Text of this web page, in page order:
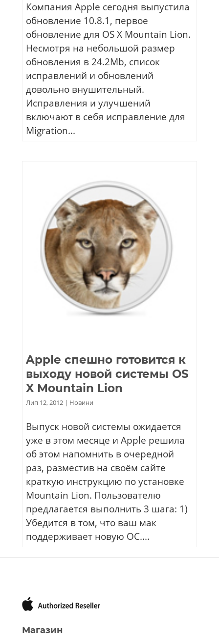
Компания Apple сегодня выпустила
обновление 10.8.1, первое
обновление для OS X Mountain Lion.
Несмотря на небольшой размер
обновления в 24.2Mb, список
исправлений и обновлений
довольно внушительный.
Исправления и улучшений
включают в себя исправление для
Migration...
Apple спешно готовится к
выходу новой системы OS
X Mountain Lion
Лип 12, 2012| Новини
Выпуск новой системы ожидается
уже в этом месяце и Apple решила
об этом напомнить в очередной
раз, разместив на своём сайте
краткую инструкцию по установке
Mountain Lion. Пользователю
предлагается выполнить 3 шага: 1)
Убедится в том, что ваш мак
поддерживает новую ОС....
Магазин